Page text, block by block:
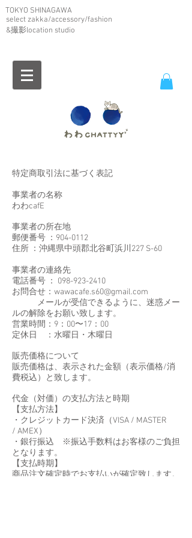
TOKYO SHINAGAWA
select zakka/accessory/fashion
&撮影location studio
特定商取引法に基づく表記
事業者の名称
わわcafE
事業者の所在地
郵便番号 ：904-0112
住所 ：沖縄県中頭郡北谷町浜川227 S-60
事業者の連絡先
電話番号 ： 098-923-2410
お問合せ： wawacafe.s60@gmail.com
メールが受信できるように、迷惑メー
ルの解除をお願い致します。
営業時間：9：00〜17：00
定休日 ：水曜日・木曜日
販売価格について
販売価格は、表示された金額（表示価格/消
費税込）と致します。
代金（対価）の支払方法と時期
【支払方法】
・クレジットカード決済（VISA / MASTER
/ AMEX）
・銀行振込 ※振込手数料はお客様のご負担
となります。
【支払時期】
商品注文確定時でお支払いが確定致します。